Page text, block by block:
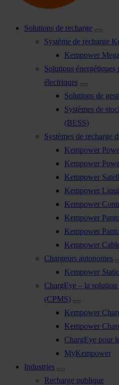
Solutions de recharge
Système de recharge
Kempower
Solutions énergétiques
électriques
Solutions de
Systèmes de
(BESS)
Systèmes de recharge
Kempower
Kempower
Kempower
Kempower
Kempower
Kempower
Kempower
Kempower
Chargeurs autonomes
Kempower
ChargEye – la solution
(CPMS)
Kempower
Kempower
ChargEye pour
MyKempower
Industries
Recharge publique